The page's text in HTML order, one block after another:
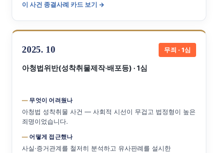
이 사건 종결사례 카드 보기 →
2025. 10 무죄 · 1심
아청법위반(성착취물제작·배포등) · 1심
무엇이 어려웠나
아청법 성착취물 사건 — 사회적 시선이 무겁고 법정형이 높은
죄명이었습니다.
어떻게 접근했나
사실·증거관계를 철저히 분석하고 유사판례를 설시한